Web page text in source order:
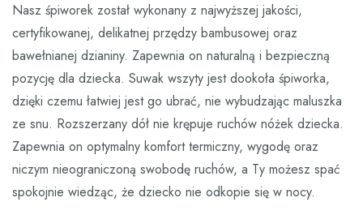
Nasz śpiworek został wykonany z najwyższej jakości,
certyfikowanej, delikatnej przędzy bambusowej oraz
bawełnianej dzianiny. Zapewnia on naturalną i bezpieczną
pozycję dla dziecka. Suwak wszyty jest dookoła śpiworka,
dzięki czemu łatwiej jest go ubrać, nie wybudzając maluszka
ze snu. Rozszerzany dół nie krępuje ruchów nóżek dziecka.
Zapewnia on optymalny komfort termiczny, wygodę oraz
niczym nieograniczoną swobodę ruchów, a Ty możesz spać
spokojnie wiedząc, że dziecko nie odkopie się w nocy.